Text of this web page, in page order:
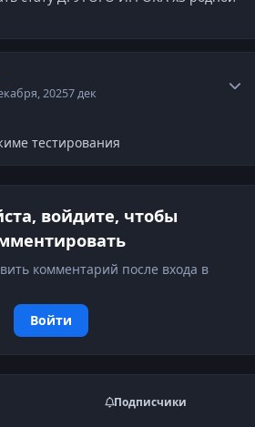
20257 дек
тестирования
войдите, чтобы
комментарий после входа в
Войти
Подписчики